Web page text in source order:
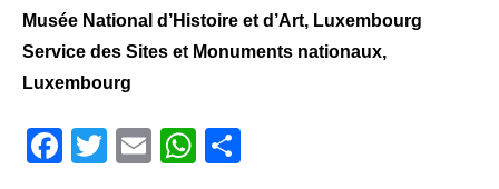
Musée National d’Histoire et d’Art, Luxembourg
Service des Sites et Monuments nationaux,
Luxembourg
Facebook
Twitter
EmailWhatsApp